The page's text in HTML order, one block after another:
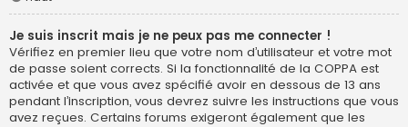
Je suis inscrit mais je ne peux pas me connecter !
Vérifiez en premier lieu que votre nom d’utilisateur et votre mot
de passe soient corrects. Si la fonctionnalité de la COPPA est
activée et que vous avez spécifié avoir en dessous de 13 ans
pendant l’inscription, vous devrez suivre les instructions que vous
avez reçues. Certains forums exigeront également que les